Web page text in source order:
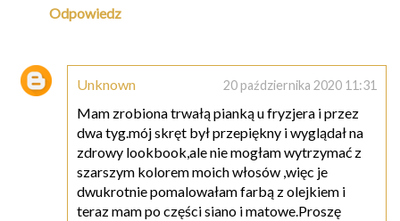
Odpowiedz
Unknown 20 października 2020 11:31
Mam zrobiona trwałą pianką u fryzjera i przez
dwa tyg.mój skręt był przepiękny i wyglądał na
zdrowy lookbook,ale nie mogłam wytrzymać z
szarszym kolorem moich włosów ,więc je
dwukrotnie pomalowałam farbą z olejkiem i
teraz mam po części siano i matowe.Proszę